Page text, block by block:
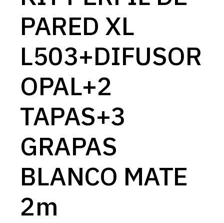
PARED XL
L503+DIFUSOR
OPAL+2
TAPAS+3
GRAPAS
BLANCO MATE
2m